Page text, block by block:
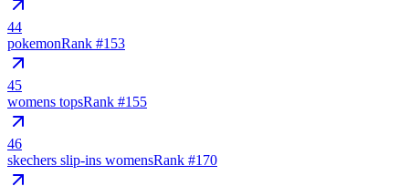
44
pokemonRank #153
45
womens topsRank #155
46
skechers slip-ins womensRank #170